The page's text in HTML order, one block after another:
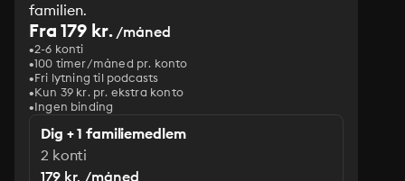
familien.
Fra 179 kr./måned
2-6 konti
100 timer/måned pr. konto
Fri lytning til podcasts
Kun 39 kr. pr. ekstra konto
Ingen binding
Dig + 1 familiemedlem
2 konti
179 kr. /måned